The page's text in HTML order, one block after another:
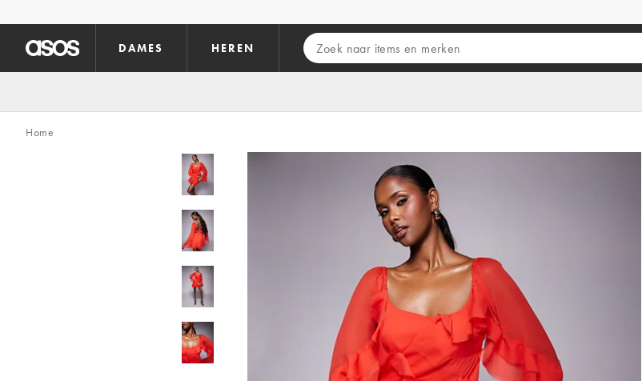
DAMES HEREN
Home